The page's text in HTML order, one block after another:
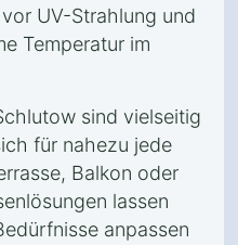
UV-Strahlung und
Temperatur im
sind vielseitig
für nahezu jede
Balkon oder
lassen
anpassen